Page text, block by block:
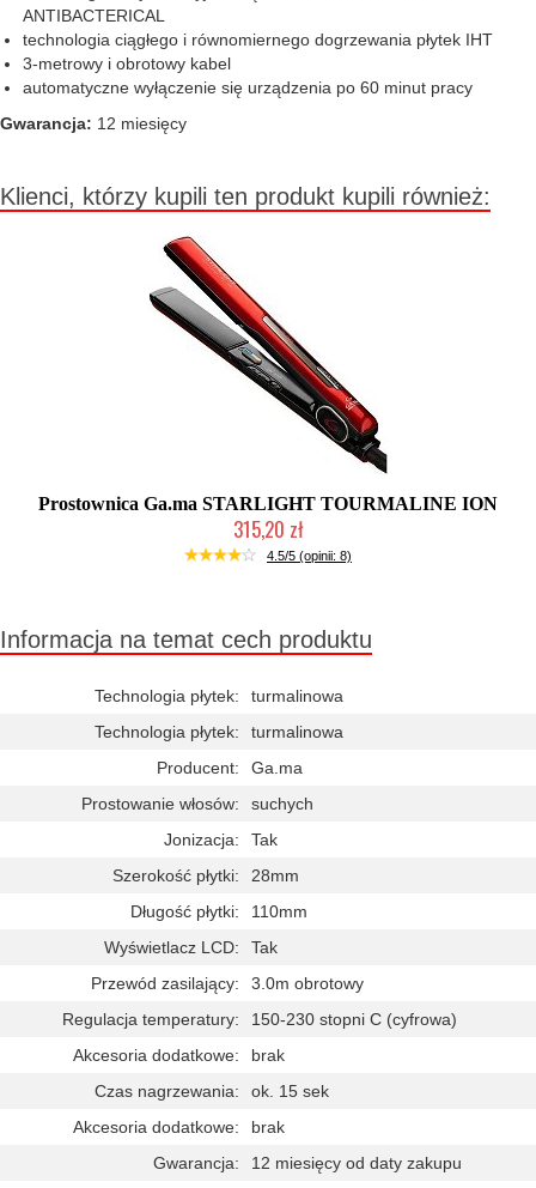
ANTIBACTERICAL
technologia ciągłego i równomiernego dogrzewania płytek IHT
3-metrowy i obrotowy kabel
automatyczne wyłączenie się urządzenia po 60 minut pracy
Gwarancja: 12 miesięcy
Klienci, którzy kupili ten produkt kupili również:
Prostownica Ga.ma STARLIGHT TOURMALINE ION
315,20 zł
Duża ilość (wysyłka w 24h)
4.5/5 (opinii: 8)
Informacja na temat cech produktu
Technologia płytek:
turmalinowa
Technologia płytek:
turmalinowa
Producent:
Ga.ma
Prostowanie włosów:
suchych
Jonizacja:
Tak
Szerokość płytki:
28mm
Długość płytki:
110mm
Wyświetlacz LCD:
Tak
Przewód zasilający:
3.0m obrotowy
Regulacja temperatury:
150-230 stopni C (cyfrowa)
Akcesoria dodatkowe:
brak
Czas nagrzewania:
ok. 15 sek
Akcesoria dodatkowe:
brak
Gwarancja:
12 miesięcy od daty zakupu